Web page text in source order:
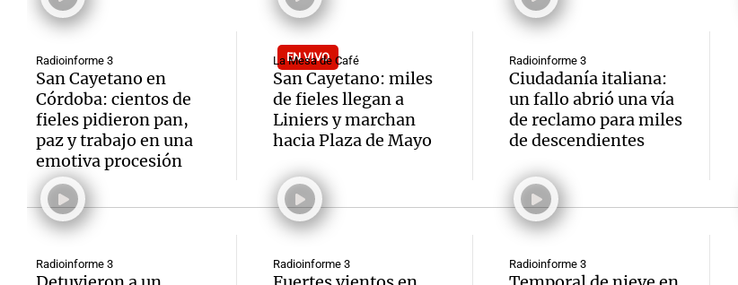
Radioinforme 3
San Cayetano en
Córdoba: cientos de
fieles pidieron pan,
paz y trabajo en una
emotiva procesión
EN VIVO
La Mesa de Café
San Cayetano: miles
de fieles llegan a
Liniers y marchan
hacia Plaza de Mayo
Radioinforme 3
Ciudadanía italiana:
un fallo abrió una vía
de reclamo para miles
de descendientes
Radioinforme 3 Radioinforme 3 Radioinforme 3
Notas
Editorial El huracán de Arequito